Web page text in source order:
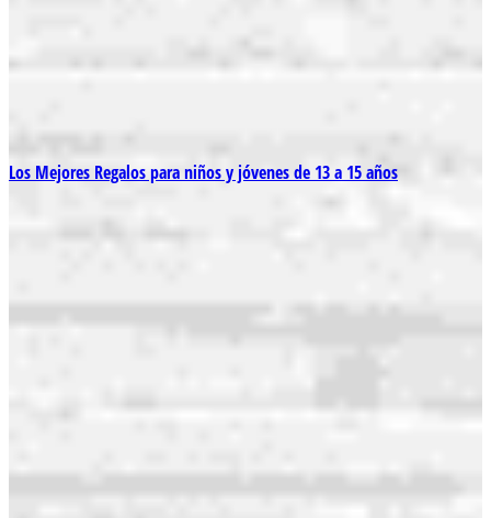
Los Mejores Regalos para niños y jóvenes de 13 a 15 años